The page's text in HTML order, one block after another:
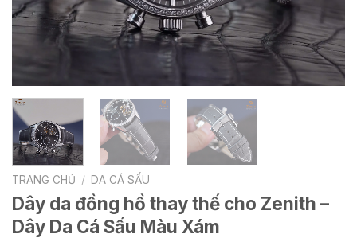
TRANG CHỦ / DA CÁ SẤU
Dây da đồng hồ thay thế cho Zenith –
Dây Da Cá Sấu Màu Xám